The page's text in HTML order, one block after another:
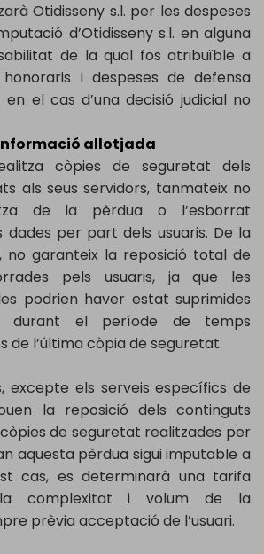
Otidisseny s.l. per les despeses
d’Otidisseny s.l. en alguna
de la qual fos atribuïble a
honoraris i despeses de defensa
el cas d’una decisió judicial no
allotjada
còpies de seguretat dels
als seus servidors, tanmateix no
de la pèrdua o l’esborrat
per part dels usuaris. De la
no garanteix la reposició total de
pels usuaris, ja que les
podrien haver estat suprimides
durant el període de temps
de l’última còpia de seguretat.
excepte els serveis específics de
la reposició dels continguts
de seguretat realitzades per
aquesta pèrdua sigui imputable a
cas, es determinarà una tarifa
complexitat i volum de la
prèvia acceptació de l’usuari.